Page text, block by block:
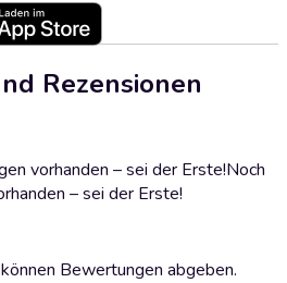
Rezensionen
vorhanden – sei der Erste!Noch
– sei der Erste!
Bewertungen abgeben.